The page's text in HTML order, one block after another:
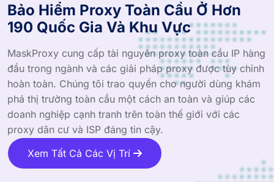
Bảo Hiểm Proxy Toàn Cầu Ở Hơn
190 Quốc Gia Và Khu Vực
MaskProxy cung cấp tài nguyên proxy toàn cầu IP hàng
đầu trong ngành và các giải pháp proxy được tùy chỉnh
hoàn toàn. Chúng tôi trao quyền cho người dùng khám
phá thị trường toàn cầu một cách an toàn và giúp các
doanh nghiệp cạnh tranh trên toàn thế giới với các
proxy dân cư và ISP đáng tin cậy.
Xem Tất Cả Các Vị Trí